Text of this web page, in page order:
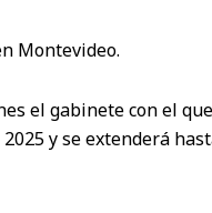
Montevideo.
el gabinete con el que
y se extenderá